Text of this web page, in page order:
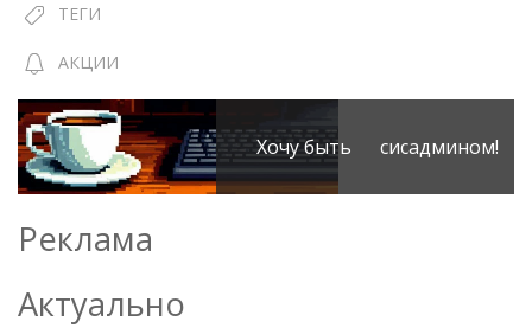
ТЕГИ
АКЦИИ
Хочу быть сисадмином!
Реклама
Актуально